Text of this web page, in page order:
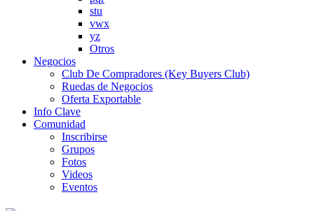
stu
vwx
yz
Otros
Negocios
Club De Compradores (Key Buyers Club)
Ruedas de Negocios
Oferta Exportable
Info Clave
Comunidad
Inscribirse
Grupos
Fotos
Videos
Eventos